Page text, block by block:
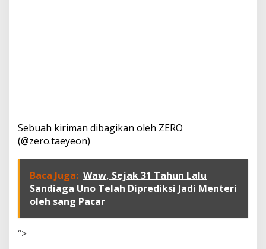
Sebuah kiriman dibagikan oleh ZERO
(@zero.taeyeon)
Baca Juga: Waw, Sejak 31 Tahun Lalu
Sandiaga Uno Telah Diprediksi Jadi Menteri
oleh sang Pacar
“>